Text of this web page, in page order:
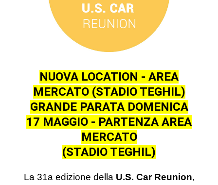
NUOVA LOCATION - AREA
MERCATO (STADIO TEGHIL)
GRANDE PARATA DOMENICA
17 MAGGIO - PARTENZA AREA
MERCATO
(STADIO TEGHIL)
La 31a edizione della U.S. Car Reunion,